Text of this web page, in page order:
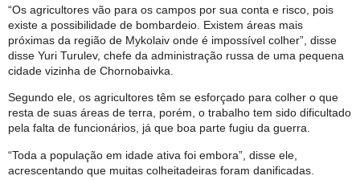
“Os agricultores vão para os campos por sua conta e risco, pois
existe a possibilidade de bombardeio. Existem áreas mais
próximas da região de Mykolaiv onde é impossível colher”, disse
disse Yuri Turulev, chefe da administração russa de uma pequena
cidade vizinha de Chornobaivka.
Segundo ele, os agricultores têm se esforçado para colher o que
resta de suas áreas de terra, porém, o trabalho tem sido dificultado
pela falta de funcionários, já que boa parte fugiu da guerra.
“Toda a população em idade ativa foi embora”, disse ele,
acrescentando que muitas colheitadeiras foram danificadas.